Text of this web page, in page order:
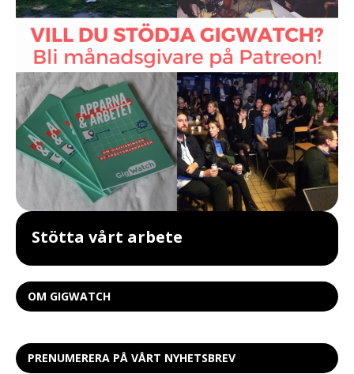
Stötta vårt arbete
OM GIGWATCH
PRENUMERERA PÅ VÅRT NYHETSBREV